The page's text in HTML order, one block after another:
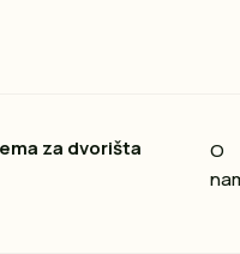
za dvorišta
O